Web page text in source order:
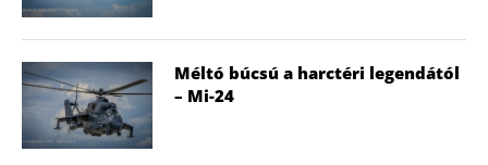
Méltó búcsú a harctéri legendától
– Mi-24